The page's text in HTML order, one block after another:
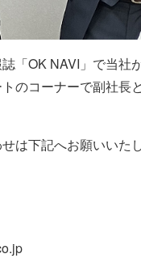
「OK NAVI」で当社
のコーナーで副社長
は下記へお願いいたし